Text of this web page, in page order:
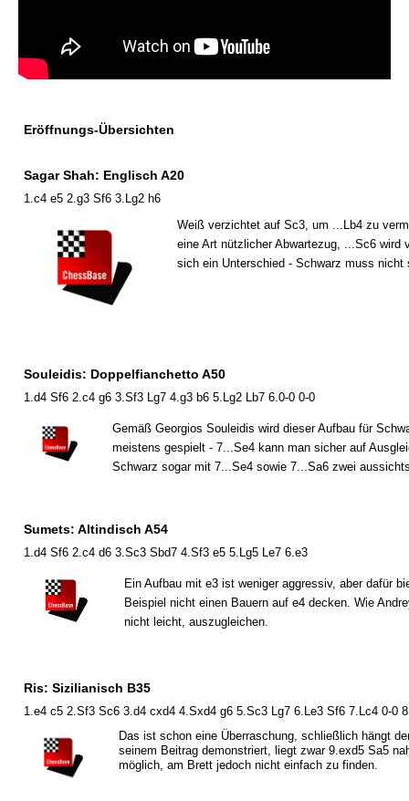
Eröffnungs-Übersichten
Sagar Shah: Englisch A20
1.c4 e5 2.g3 Sf6 3.Lg2 h6
Weiß verzichtet auf Sc3, um ...Lb4 zu
eine Art nützlicher Abwartezug, ...Sc6
sich ein Unterschied - Schwarz muss nicht
Souleidis: Doppelfianchetto A50
1.d4 Sf6 2.c4 g6 3.Sf3 Lg7 4.g3 b6 5.Lg2 Lb7 6.0-0 0-0
Gemäß Georgios Souleidis wird dieser Aufbau für
meistens gespielt - 7...Se4 kann man sicher auf
Schwarz sogar mit 7...Se4 sowie 7...Sa6 zwei
Sumets: Altindisch A54
1.d4 Sf6 2.c4 d6 3.Sc3 Sbd7 4.Sf3 e5 5.Lg5 Le7 6.e3
Ein Aufbau mit e3 ist weniger aggressiv, aber dafür
Beispiel nicht einen Bauern auf e4 decken. Wie
nicht leicht, auszugleichen.
Ris: Sizilianisch B35
1.e4 c5 2.Sf3 Sc6 3.d4 cxd4 4.Sxd4 g6 5.Sc3 Lg7 6.Le3 Sf6 7.Lc4 0-0
Das ist schon eine Überraschung, schließlich hängt
seinem Beitrag demonstriert, liegt zwar 9.exd5 Sa5
möglich, am Brett jedoch nicht einfach zu finden.